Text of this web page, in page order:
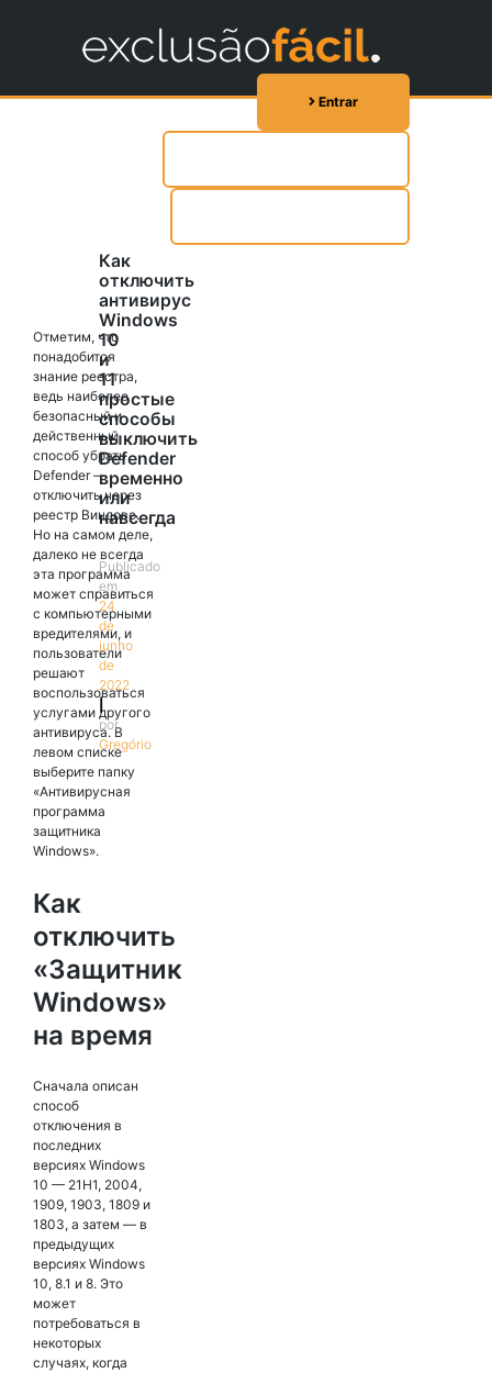
Entrar
Как
отключить
антивирус
Windows
10
и
11
простые
способы
выключить
Defender
временно
или
навсегда
Publicado
em
24
de
junho
de
2022
por
Gregório
Отметим, что
понадобится
знание реестра,
ведь наиболее
безопасный и
действенный
способ убрать
Defender —
отключить через
реестр Виндовс.
Но на самом деле,
далеко не всегда
эта программа
может справиться
с компьютерными
вредителями, и
пользователи
решают
воспользоваться
услугами другого
антивируса. В
левом списке
выберите папку
«Антивирусная
программа
защитника
Windows».
Как
отключить
«Защитник
Windows»
на время
Сначала описан
способ
отключения в
последних
версиях Windows
10 — 21H1, 2004,
1909, 1903, 1809 и
1803, а затем — в
предыдущих
версиях Windows
10, 8.1 и 8. Это
может
потребоваться в
некоторых
случаях, когда